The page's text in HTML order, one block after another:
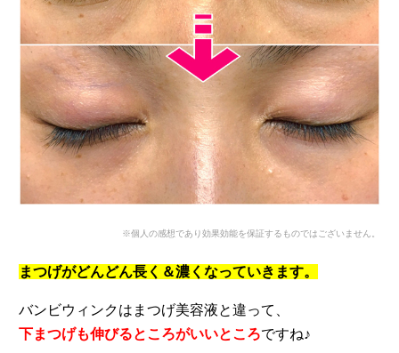
※個人の感想であり効果効能を保証するものではございません。
まつげがどんどん長く＆濃くなっていきます。
バンビウィンクはまつげ美容液と違って、
下まつげも伸びるところがいいところですね♪